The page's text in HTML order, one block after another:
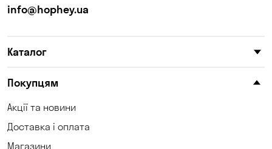
info@hophey.ua
Каталог
Покупцям
Акції та новини
Доставка і оплата
Магазини